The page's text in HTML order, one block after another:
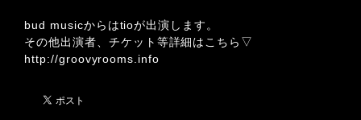
bud musicからはtioが出演します。
その他出演者、チケット等詳細はこちら▽
http://groovyrooms.info